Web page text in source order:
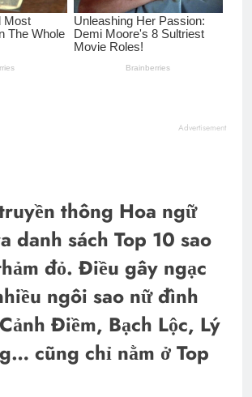
Advertisement
thông Hoa ngữ
danh sách Top 10 sao
đỏ. Điều gây ngạc
ngôi sao nữ đình
Điềm, Bạch Lộc, Lý
cũng chỉ nằm ở Top